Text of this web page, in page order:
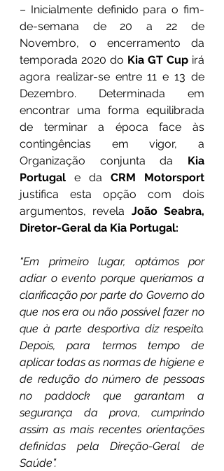
– Inicialmente definido para o fim-
de-semana de 20 a 22 de
Novembro, o encerramento da
temporada 2020 do Kia GT Cup irá
agora realizar-se entre 11 e 13 de
Dezembro. Determinada em
encontrar uma forma equilibrada
de terminar a época face às
contingências em vigor, a
Organização conjunta da Kia
Portugal e da CRM Motorsport
justifica esta opção com dois
argumentos, revela João Seabra,
Diretor-Geral da Kia Portugal:
“Em primeiro lugar, optámos por
adiar o evento porque queríamos a
clarificação por parte do Governo do
que nos era ou não possível fazer no
que à parte desportiva diz respeito.
Depois, para termos tempo de
aplicar todas as normas de higiene e
de redução do número de pessoas
no paddock que garantam a
segurança da prova, cumprindo
assim as mais recentes orientações
definidas pela Direção-Geral de
Saúde”.